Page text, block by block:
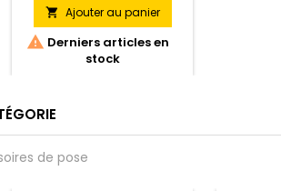
surfaces et surface lisse
pour un marouflage précis.
Couleurs : Silver, White,
Gold, Blue.
 Ajouter au panier
 Derniers articles en
stock
de pose